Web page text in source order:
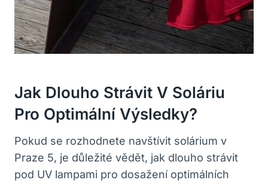
Jak Dlouho Strávit V Soláriu
‍pro Optimální Výsledky?
Pokud ⁢se rozhodnete navštívit⁢ solárium v
Praze 5, je důležité vědět, jak dlouho strávit
pod UV​ lampami pro dosažení optimálních